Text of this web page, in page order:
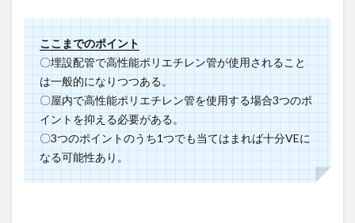
ここまでのポイント
〇埋設配管で高性能ポリエチレン管が使用されること
は一般的になりつつある。
〇屋内で高性能ポリエチレン管を使用する場合3つのポ
イントを抑える必要がある。
〇3つのポイントのうち1つでも当てはまれば十分VEに
なる可能性あり。